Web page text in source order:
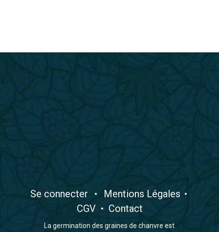
​Se connecter • ​Mentions Légales •
CGV• Contact
La germination des graines de chanvre est